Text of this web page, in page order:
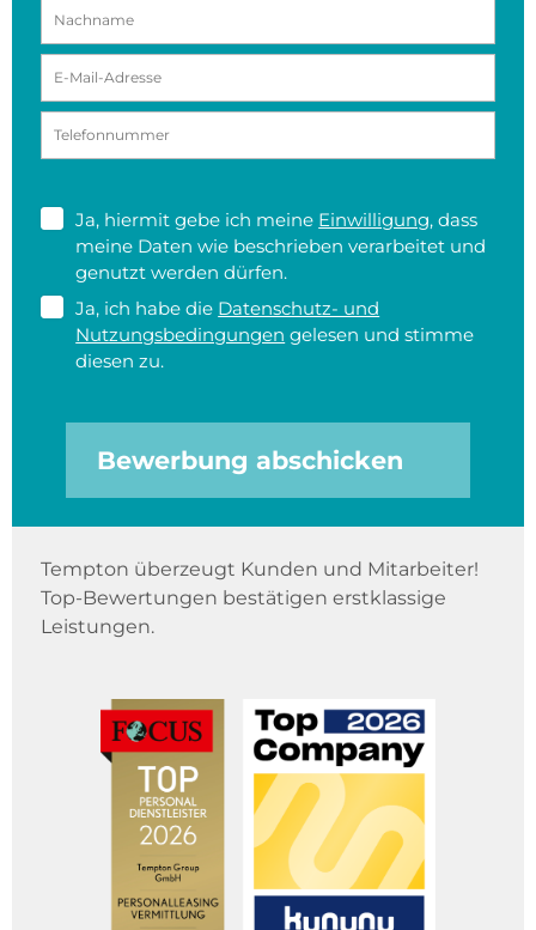
Ja, hiermit gebe ich meine Einwilligung, dass
meine Daten wie beschrieben verarbeitet und
genutzt werden dürfen.
Ja, ich habe die Datenschutz- und
Nutzungsbedingungen gelesen und stimme
diesen zu.
Bewerbung abschicken
Tempton überzeugt Kunden und Mitarbeiter!
Top-Bewertungen bestätigen erstklassige
Leistungen.